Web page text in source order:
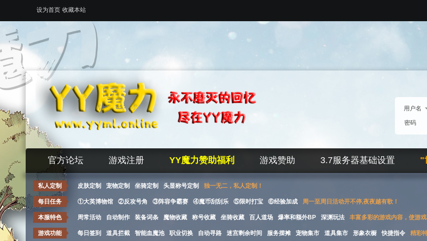
设为首页 收藏本站
用户名
密码
官方论坛 游戏注册 YY魔力赞助福利 游戏赞助 3.7服务器基础设置 "
私人定制 皮肤定制 宠物定制 坐骑定制 头显称号定制 独一无二，私人定制！
每日任务 ①大英博物馆 ②反攻号角 ③阵容争霸赛 ④魔币刮刮乐 ⑤限时打宝 ⑥经验加成 周一至周日活动开不停,夜夜越有歌！
本服特色 周常活动 自动制作 装备词条 魔物收藏 称号收藏 坐骑收藏 百人道场 爆率和额外BP 深渊玩法 丰富多彩的游戏内容，使游戏
游戏功能 每日签到 道具拦截 智能血魔池 职业切换 自动寻路 迷宫剩余时间 服务摆摊 宠物集市 道具集市 形象衣橱 快捷指令 精彩